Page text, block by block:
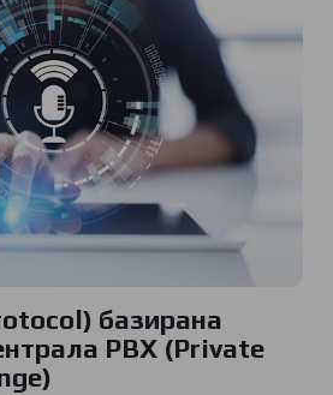
базирана
PBX (Private